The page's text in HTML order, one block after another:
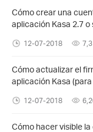
Cómo crear una
aplicación Kasa 2.7 o
12-07-2018
Cómo actualizar el
aplicación Kasa
12-07-2018
Cómo hacer visible